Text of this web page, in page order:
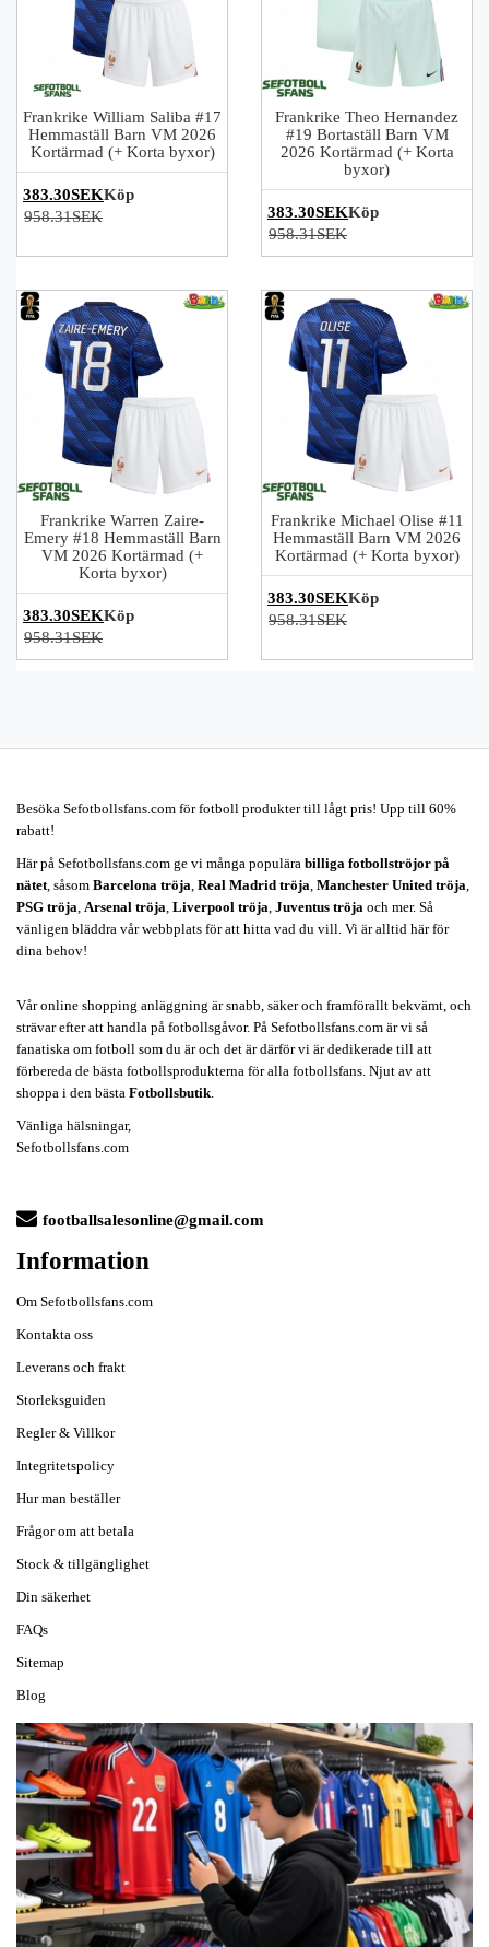
Frankrike William Saliba #17
Hemmaställ Barn VM 2026
Kortärmad (+ Korta byxor)
383.30SEK
958.31SEK
Köp
Frankrike Theo Hernandez
#19 Bortaställ Barn VM
2026 Kortärmad (+ Korta
byxor)
383.30SEK
958.31SEK
Köp
Frankrike Warren Zaire-
Emery #18 Hemmaställ Barn
VM 2026 Kortärmad (+
Korta byxor)
383.30SEK
958.31SEK
Köp
Frankrike Michael Olise #11
Hemmaställ Barn VM 2026
Kortärmad (+ Korta byxor)
383.30SEK
958.31SEK
Köp
Besöka Sefotbollsfans.com för fotboll produkter till lågt pris! Upp till 60%
rabatt!
Här på Sefotbollsfans.com ge vi många populära billiga fotbollströjor på
nätet, såsom Barcelona tröja, Real Madrid tröja, Manchester United tröja,
PSG tröja, Arsenal tröja, Liverpool tröja, Juventus tröja och mer. Så
vänligen bläddra vår webbplats för att hitta vad du vill. Vi är alltid här för
dina behov!
Vår online shopping anläggning är snabb, säker och framförallt bekvämt, och
strävar efter att handla på fotbollsgåvor. På Sefotbollsfans.com är vi så
fanatiska om fotboll som du är och det är därför vi är dedikerade till att
förbereda de bästa fotbollsprodukterna för alla fotbollsfans. Njut av att
shoppa i den bästa Fotbollsbutik.
Vänliga hälsningar,
Sefotbollsfans.com
footballsalesonline@gmail.com
Information
Om Sefotbollsfans.com
Kontakta oss
Leverans och frakt
Storleksguiden
Regler & Villkor
Integritetspolicy
Hur man beställer
Frågor om att betala
Stock & tillgänglighet
Din säkerhet
FAQs
Sitemap
Blog